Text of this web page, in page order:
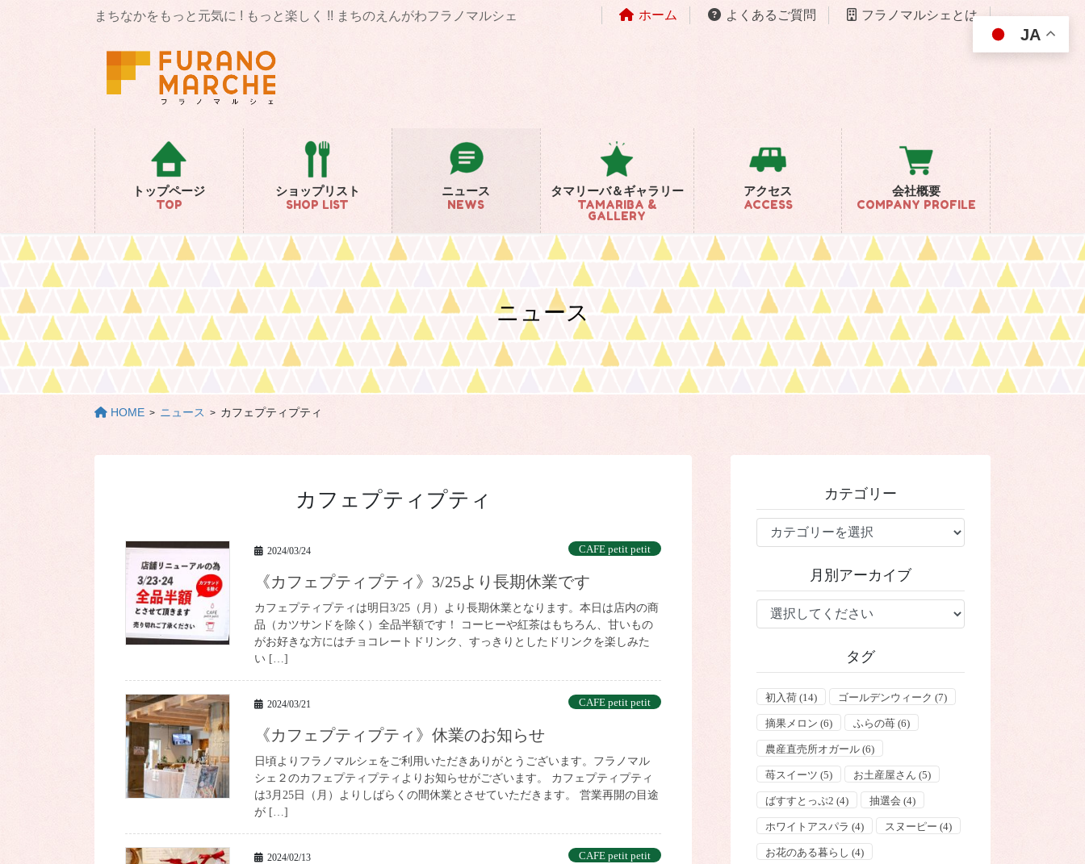
まちなかをもっと元気に ! もっと楽しく !! まちのえんがわフラノマルシェ ホーム よくあるご質問 フラノマルシェとは
トップページ
TOP
ショップリスト
SHOP LIST
ニュース
NEWS
タマリーバ＆ギャラリー
TAMARIBA &
GALLERY
アクセス
ACCESS
会社概要
COMPANY PROFILE
ニュース
HOME ニュース カフェプティプティ
カフェプティプティ
2024/03/24 CAFE petit petit
《カフェプティプティ》3/25より長期休業です
カフェプティプティは明日3/25（月）より長期休業となります。本日は店内の商
品（カツサンドを除く）全品半額です！ コーヒーや紅茶はもちろん、甘いもの
がお好きな方にはチョコレートドリンク、すっきりとしたドリンクを楽しみた
い […]
2024/03/21 CAFE petit petit
《カフェプティプティ》休業のお知らせ
日頃よりフラノマルシェをご利用いただきありがとうございます。フラノマル
シェ２のカフェプティプティよりお知らせがございます。 カフェプティプティ
は3月25日（月）よりしばらくの間休業とさせていただきます。 営業再開の目途
が […]
2024/02/13 CAFE petit petit
カテゴリー
テ
ー
月別アーカイブ
タグ
初入荷 (14) ゴールデンウィーク (7)
摘果メロン (6) ふらの苺 (6)
農産直売所オガール (6)
苺スイーツ (5) お土産屋さん (5)
ばすすとっぷ2 (4) 抽選会 (4)
ホワイトアスパラ (4) スヌーピー (4)
お花のある暮らし (4)
JA